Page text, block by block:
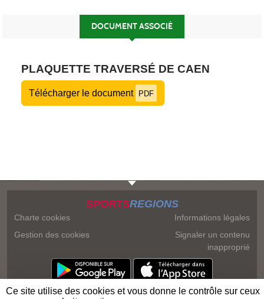
DOCUMENT ASSOCIÉ
PLAQUETTE TRAVERSÉ DE CAEN
Télécharger le document PDF
SPORTSREGIONS
Charte cookies
Gestion des cookies
Informations légales
Signaler un contenu
inapproprié
Ce site utilise des cookies et vous donne le contrôle sur ceux